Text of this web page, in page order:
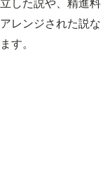
した説や、精進料
レンジされた説な
す。